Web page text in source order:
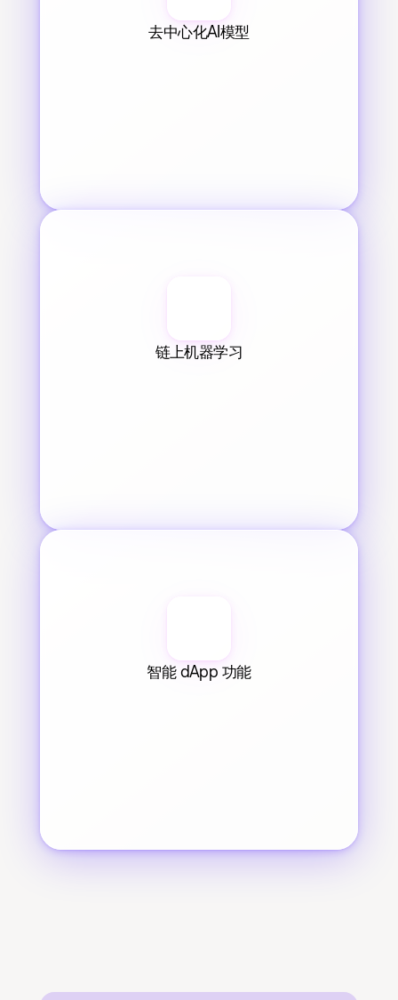
去中心化AI模型
链上机器学习
智能 dApp 功能